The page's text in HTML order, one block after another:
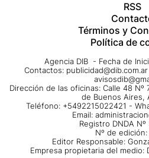
RSS
Términos y
Política de
Agencia DIB - Fecha de
Contactos: publicidad@dib.com.ar
Dirección de las oficinas: Calle 48 Nº
de Buenos Aires,
Teléfono: +5492215022421 -
Email:
Registro DNDA
Nº de
Editor Responsable:
Empresa propietaria del medio: